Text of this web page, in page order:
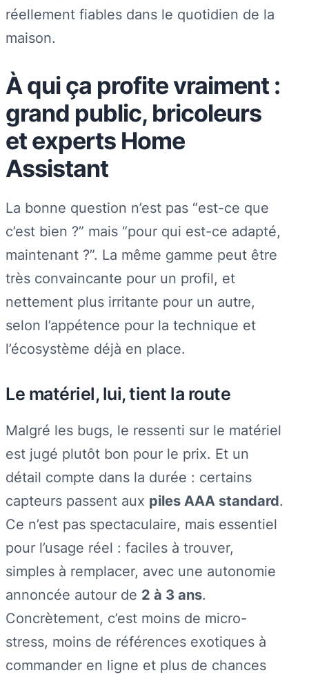
réellement fiables dans le quotidien de la
maison.
À qui ça profite vraiment :
grand public, bricoleurs
et experts Home
Assistant
La bonne question n’est pas “est-ce que
c’est bien ?” mais “pour qui est-ce adapté,
maintenant ?”. La même gamme peut être
très convaincante pour un profil, et
nettement plus irritante pour un autre,
selon l’appétence pour la technique et
l’écosystème déjà en place.
Le matériel, lui, tient la route
Malgré les bugs, le ressenti sur le matériel
est jugé plutôt bon pour le prix. Et un
détail compte dans la durée : certains
capteurs passent aux piles AAA standard.
Ce n’est pas spectaculaire, mais essentiel
pour l’usage réel : faciles à trouver,
simples à remplacer, avec une autonomie
annoncée autour de 2 à 3 ans.
Concrètement, c’est moins de micro-
stress, moins de références exotiques à
commander en ligne et plus de chances